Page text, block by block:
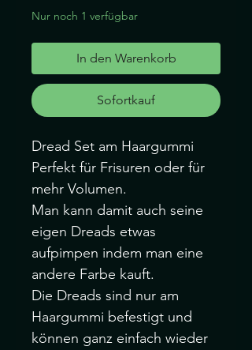
Nur noch 1 verfügbar
In den Warenkorb
Sofortkauf
Dread Set am Haargummi
Perfekt für Frisuren oder für
mehr Volumen.
Man kann damit auch seine
eigen Dreads etwas
aufpimpen indem man eine
andere Farbe kauft.
Die Dreads sind nur am
Haargummi befestigt und
können ganz einfach wieder